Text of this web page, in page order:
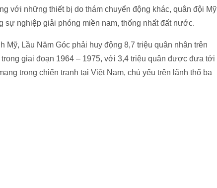
với những thiết bị do thám chuyển động khác, quân đội Mỹ
sự nghiệp giải phóng miền nam, thống nhất đất nước.
Lầu Năm Góc phải huy động 8,7 triệu quân nhân trên
giai đoạn 1964 – 1975, với 3,4 triệu quân được đưa tới
trong chiến tranh tại Việt Nam, chủ yếu trên lãnh thổ ba